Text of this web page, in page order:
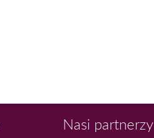
Nasi partnerzy